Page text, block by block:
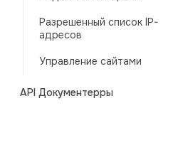
Разрешенный список IP-
адресов
Управление сайтами
API Документерры